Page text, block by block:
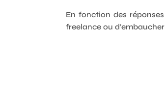
En fonction des
freelance ou